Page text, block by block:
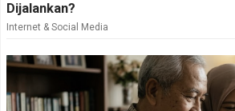
Dijalankan?
Internet & Social Media